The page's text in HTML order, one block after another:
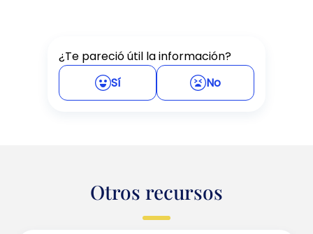
¿Te pareció útil la información?
Sí
No
Otros recursos